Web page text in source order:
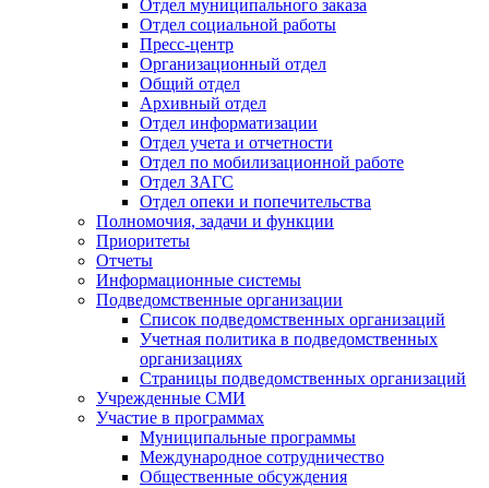
Отдел муниципального заказа
Отдел социальной работы
Пресс-центр
Организационный отдел
Общий отдел
Архивный отдел
Отдел информатизации
Отдел учета и отчетности
Отдел по мобилизационной работе
Отдел ЗАГС
Отдел опеки и попечительства
Полномочия, задачи и функции
Приоритеты
Отчеты
Информационные системы
Подведомственные организации
Список подведомственных организаций
Учетная политика в подведомственных
организациях
Страницы подведомственных организаций
Учрежденные СМИ
Участие в программах
Муниципальные программы
Международное сотрудничество
Общественные обсуждения